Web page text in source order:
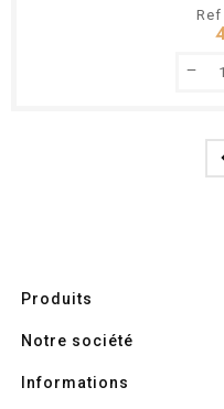
Ref
Produits
Notre société
Informations